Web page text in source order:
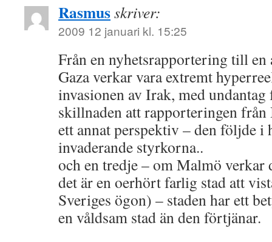
Rasmusskriver:
2009 12 januari kl. 15:25
Från en nyhetsrapportering till en
Gaza verkar vara extremt
invasionen av Irak, med undantag
skillnaden att rapporteringen
ett annat perspektiv – den följde i
invaderande styrkorna..
och en tredje – om Malmö verkar
det är en oerhört farlig stad att
Sveriges ögon) – staden har ett
en våldsam stad än den förtjänar.